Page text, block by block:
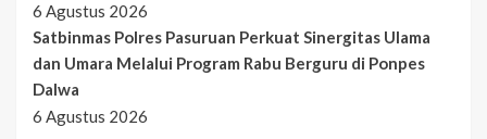
6 Agustus 2026
Satbinmas Polres Pasuruan Perkuat Sinergitas Ulama
dan Umara Melalui Program Rabu Berguru di Ponpes
Dalwa
6 Agustus 2026